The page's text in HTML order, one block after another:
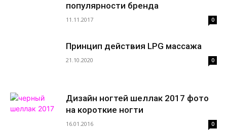
популярности бренда
11.11.2017 0
Принцип действия LPG массажа
21.10.2020 0
Дизайн ногтей шеллак 2017 фото
на короткие ногти
16.01.2016 0